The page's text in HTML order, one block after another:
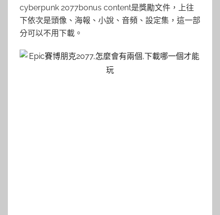
cyberpunk 2077bonus content是獎勵文件，上往
下依次是頭像、海報、小說、音頻、設定集，這一部
分可以不用下載。